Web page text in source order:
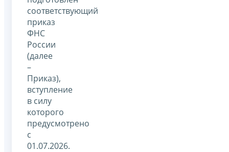
соответствующий
приказ
ФНС
России
(далее
–
Приказ),
вступление
в силу
которого
предусмотрено
с
01.07.2026.